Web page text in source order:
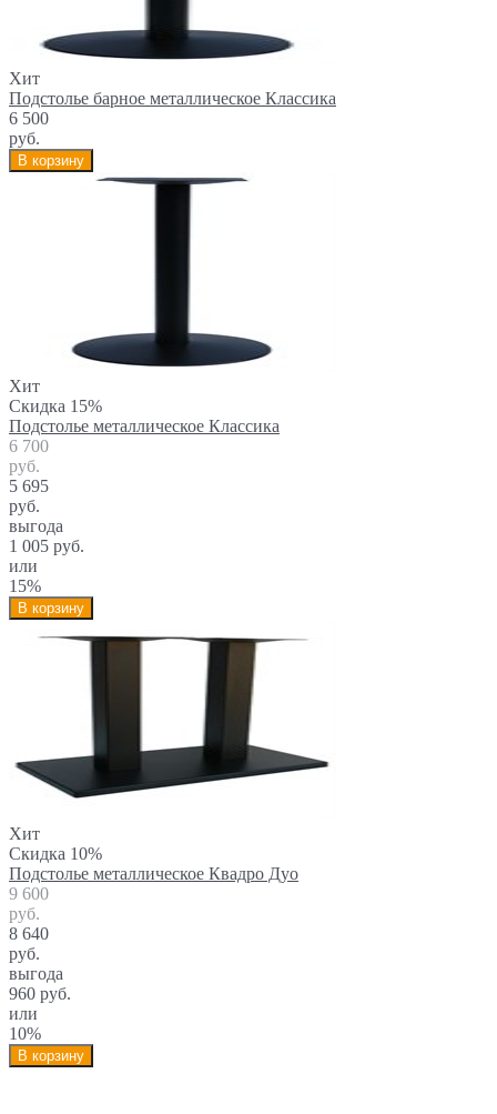
Хит
Подстолье барное металлическое Классика
6 500
руб.
В корзину
Хит
Скидка 15%
Подстолье металлическое Классика
6 700
руб.
5 695
руб.
выгода
1 005 руб.
или
15%
В корзину
Хит
Скидка 10%
Подстолье металлическое Квадро Дуо
9 600
руб.
8 640
руб.
выгода
960 руб.
или
10%
В корзину